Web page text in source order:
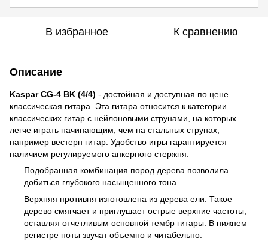
В избранное К сравнению
Описание
Kaspar CG-4 BK (4/4) - достойная и доступная по цене
классическая гитара. Эта гитара относится к категории
классических гитар с нейлоновыми струнами, на которых
легче играть начинающим, чем на стальных струнах,
например вестерн гитар. Удобство игры гарантируется
наличием регулируемого анкерного стержня.
Подобранная комбинация пород дерева позволила
добиться глубокого насыщенного тона.
Верхняя противня изготовлена ​​из дерева ели. Такое
дерево смягчает и приглушает острые верхние частоты,
оставляя отчетливым основной тембр гитары. В нижнем
регистре ноты звучат объемно и читабельно.